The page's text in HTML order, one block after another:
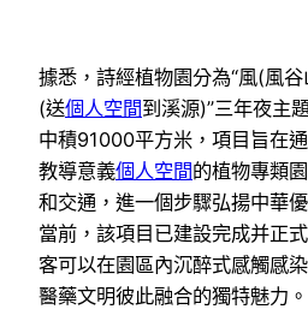
據悉，詩經植物園分為“風(風谷
(送個人空間到溪源)”三年夜主
中積91000平方米，項目旨在
教導意義個人空間的植物專類
和交通，進一個步驟弘揚中華
當前，該項目已建設完成并正
客可以在園區內沉醉式感觸感
醫藥文明彼此融合的獨特魅力。